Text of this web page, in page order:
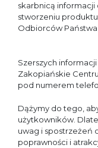
skarbnicą informacji
stworzeniu
Odbiorców Państwa
Szerszych
Zakopiańskie
pod numerem
Dążymy do tego,
użytkowników.
uwag i spostrzeżeń
poprawności i